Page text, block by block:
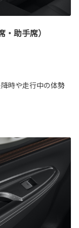
助手席）
時や走行中の体勢